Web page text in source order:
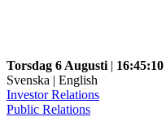
Torsdag 6 Augusti | 16:45:10
Svenska | English
Investor Relations
Public Relations